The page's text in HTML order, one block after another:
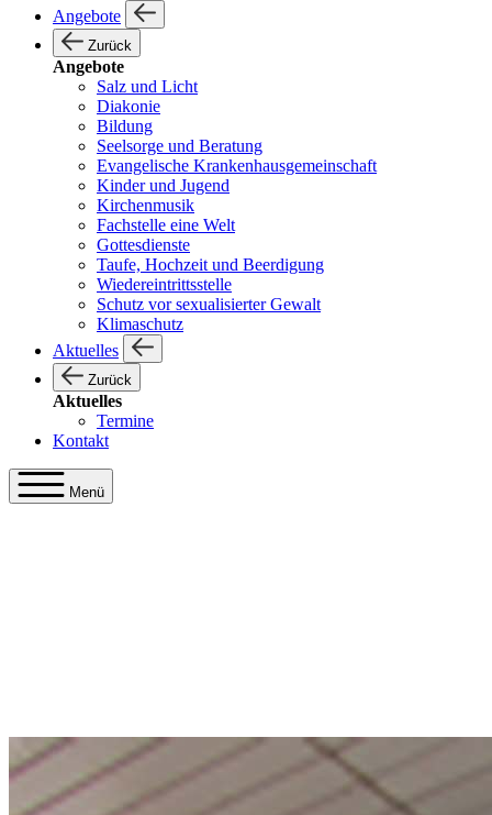
Angebote
Zurück
Angebote
Salz und Licht
Diakonie
Bildung
Seelsorge und Beratung
Evangelische Krankenhausgemeinschaft
Kinder und Jugend
Kirchenmusik
Fachstelle eine Welt
Gottesdienste
Taufe, Hochzeit und Beerdigung
Wiedereintrittsstelle
Schutz vor sexualisierter Gewalt
Klimaschutz
Aktuelles
Zurück
Aktuelles
Termine
Kontakt
Menü